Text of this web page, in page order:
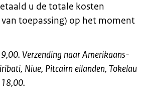
u de totale kosten
toepassing) op het moment
Verzending naar Amerikaans-
Niue, Pitcairn eilanden, Tokelau